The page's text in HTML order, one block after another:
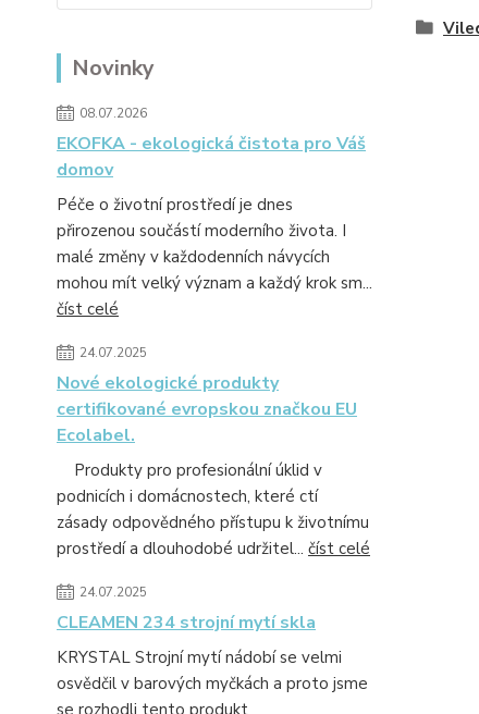
Novinky
08.07.2026
EKOFKA - ekologická čistota pro Váš
domov
Péče o životní prostředí je dnes
přirozenou součástí moderního života. I
malé změny v každodenních návycích
mohou mít velký význam a každý krok sm...
číst celé
24.07.2025
Nové ekologické produkty
certifikované evropskou značkou EU
Ecolabel.
Produkty pro profesionální úklid v
podnicích i domácnostech, které ctí
zásady odpovědného přístupu k životnímu
prostředí a dlouhodobé udržitel... číst celé
24.07.2025
CLEAMEN 234 strojní mytí skla
KRYSTAL Strojní mytí nádobí se velmi
osvědčil v barových myčkách a proto jsme
se rozhodli tento produkt